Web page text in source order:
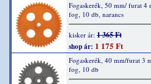
Fogaskerék, 50 mm/ furat 4
fog, 10 db, narancs
kisker ár: 1 365 Ft
shop ár: 1 175 Ft
Fogaskerék, 40 mm/furat 3
fog, 10 db